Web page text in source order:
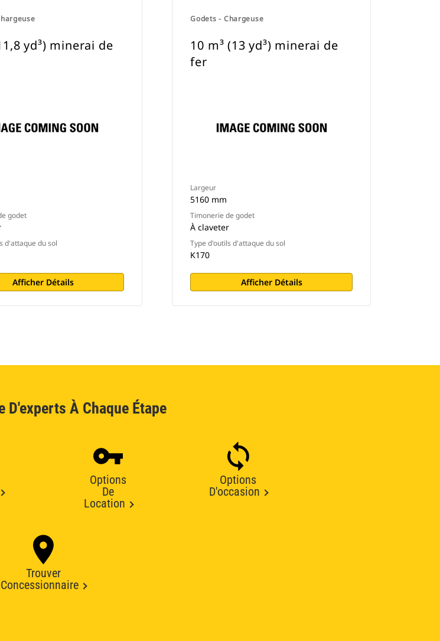
yd³) minerai de
godet
d'attaque du sol
Afficher Détails
Godets - Chargeuse
10 m³ (13 yd³) minerai de
fer
Largeur
5160 mm
Timonerie de godet
À claveter
Type d'outils d'attaque du sol
K170
Afficher Détails
D'experts À Chaque Étape
Options
De
Location
Options
D'occasion
Trouver
Concessionnaire